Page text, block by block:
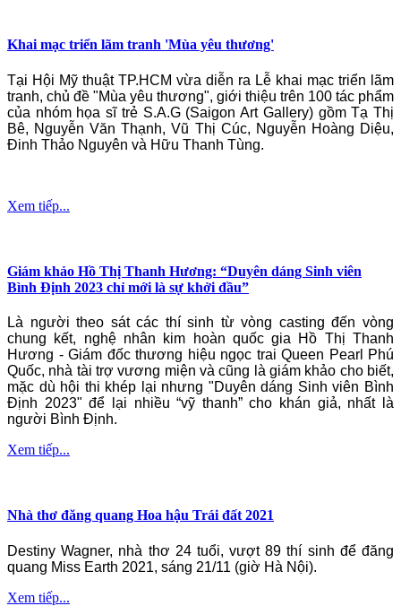
Khai mạc triển lãm tranh 'Mùa yêu thương'
Tại Hội Mỹ thuật TP.HCM vừa diễn ra Lễ khai mạc triển lãm
tranh, chủ đề "Mùa yêu thương", giới thiệu trên 100 tác phẩm
của nhóm họa sĩ trẻ S.A.G (Saigon Art Gallery) gồm Tạ Thị
Bê, Nguyễn Văn Thạnh, Vũ Thị Cúc, Nguyễn Hoàng Diệu,
Đinh Thảo Nguyên và Hữu Thanh Tùng.
Xem tiếp...
Giám khảo Hồ Thị Thanh Hương: “Duyên dáng Sinh viên
Bình Định 2023 chỉ mới là sự khởi đầu”
Là người theo sát các thí sinh từ vòng casting đến vòng
chung kết, nghệ nhân kim hoàn quốc gia Hồ Thị Thanh
Hương - Giám đốc thương hiệu ngọc trai Queen Pearl Phú
Quốc, nhà tài trợ vương miện và cũng là giám khảo cho biết,
mặc dù hội thi khép lại nhưng "Duyên dáng Sinh viên Bình
Định 2023" để lại nhiều “vỹ thanh” cho khán giả, nhất là
người Bình Định.
Xem tiếp...
Nhà thơ đăng quang Hoa hậu Trái đất 2021
Destiny Wagner, nhà thơ 24 tuổi, vượt 89 thí sinh để đăng
quang Miss Earth 2021, sáng 21/11 (giờ Hà Nội).
Xem tiếp...